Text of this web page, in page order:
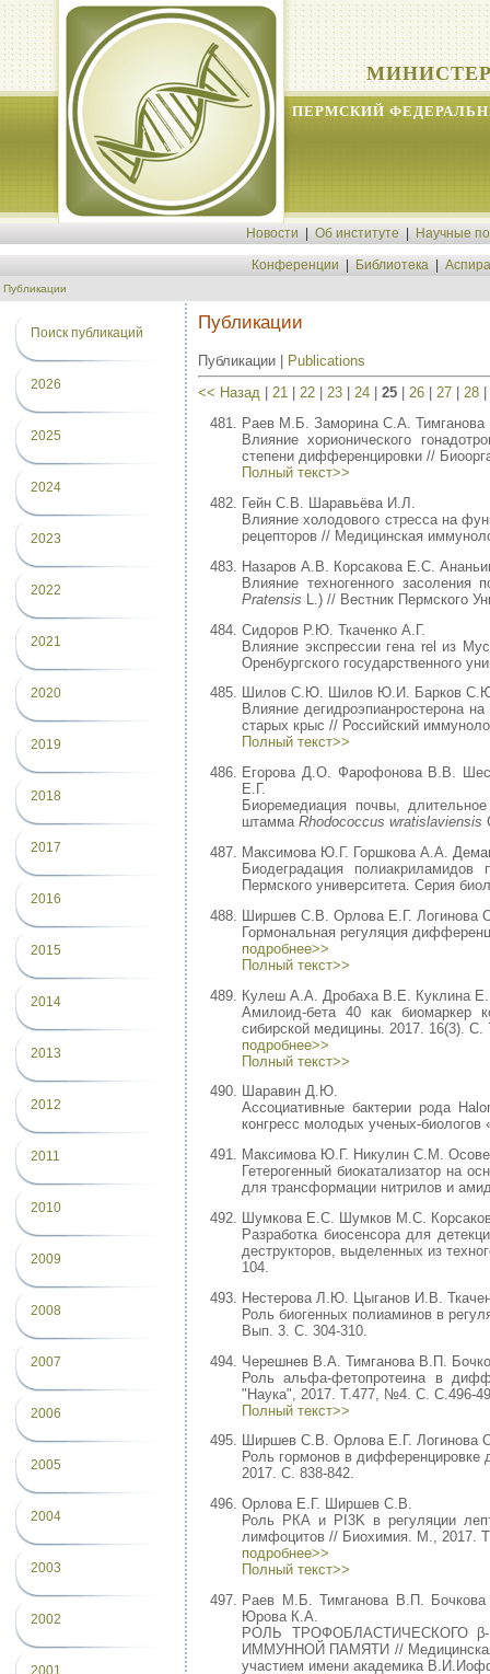
ПЕРМСКИЙ
Новости Об институте Научные
Конференции Библиотека
Публикации
Поиск публикаций
2026
2025
2024
2023
2022
2021
2020
2019
2018
2017
2016
2015
2014
2013
2012
2011
2010
2009
2008
2007
2006
2005
2004
2003
2002
2001
Публикации
Публикации | Publications
<< Назад
21 22 23 24 25 26 27 28
Раев М.Б. Заморина С.А.
Влияние хорионического
степени дифференцировки //
Полный текст>>
Гейн С.В. Шаравьёва И.Л.
Влияние холодового стресса на
рецепторов // Медицинская
Назаров А.В. Корсакова Е.С.
Влияние техногенного
Pratensis L.) // Вестник Пермского
Сидоров Р.Ю. Ткаченко А.Г.
Влияние экспрессии гена rel из
Оренбургского государственного
Шилов С.Ю. Шилов Ю.И. Барков
Влияние дегидроэпианростерона
старых крыс // Российский
Полный текст>>
Егорова Д.О. Фарофонова В.В.
Е.Г.
Биоремедиация почвы,
штамма Rhodococcus wratislaviensis
Максимова Ю.Г. Горшкова А.А.
Биодеградация
Пермского университета. Серия
Ширшев С.В. Орлова Е.Г. Логинова
Гормональная регуляция
подробнее>>
Полный текст>>
Кулеш А.А. Дробаха В.Е. Куклина
Амилоид-бета 40 как биомаркер
сибирской медицины. 2017. 16(3). С.
подробнее>>
Полный текст>>
Шаравин Д.Ю.
Ассоциативные бактерии рода
конгресс молодых ученых-
Максимова Ю.Г. Никулин С.М.
Гетерогенный биокатализатор на
для трансформации нитрилов и
Шумкова Е.С. Шумков М.С.
Разработка биосенсора для
деструкторов, выделенных из
104.
Нестерова Л.Ю. Цыганов И.В.
Роль биогенных полиаминов в
Вып. 3. С. 304-310.
Черешнев В.А. Тимганова В.П.
Роль альфа-фетопротеина в
"Наука", 2017. Т.477, №4. С. C.496-
Полный текст>>
Ширшев С.В. Орлова Е.Г. Логинова
Роль гормонов в
2017. С. 838-842.
Орлова Е.Г. Ширшев С.В.
Роль РКА и PI3K в регуляции
лимфоцитов // Биохимия. М., 2017.
подробнее>>
Полный текст>>
Раев М.Б. Тимганова В.П.
Юрова К.А.
РОЛЬ ТРОФОБЛАСТИЧЕСКОГО
ИММУННОЙ ПАМЯТИ // Медицинская
участием имени академика